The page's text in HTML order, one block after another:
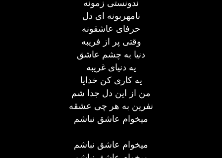
ندونستی زمونه
نامهربونه ای دل
حرفای عاشقونه
وقتی پر از فریبه
دنیا به چشم عاشق
یه دنیای غریبه
یه کاری کن خدایا
من از این دل جدا شم
نفرین به هر چی عشقه
میخوام عاشق نباشم
میخوام عاشق نباشم